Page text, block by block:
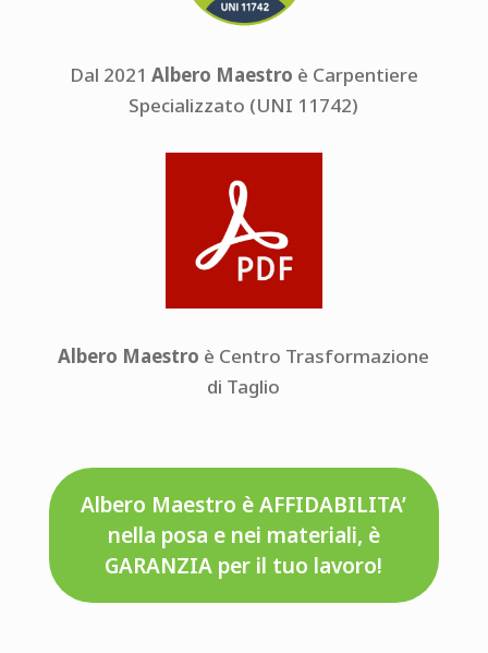
Dal 2021 Albero Maestro è Carpentiere
Specializzato (UNI 11742)
Albero Maestro è Centro Trasformazione
di Taglio
Albero Maestro è AFFIDABILITA’
nella posa e nei materiali, è
GARANZIA per il tuo lavoro!